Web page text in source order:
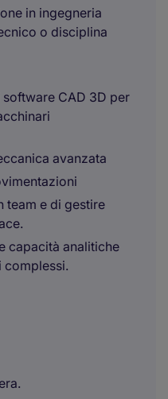
in ingegneria
o disciplina
CAD 3D per
avanzata
team e di gestire
capacità analitiche
complessi.